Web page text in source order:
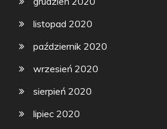
listopad 2020
październik 2020
wrzesień 2020
sierpień 2020
lipiec 2020